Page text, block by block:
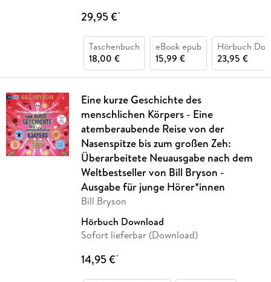
29,95 €*
Taschenbuch
18,00 €
eBook epub
15,99 €
Hörbuch
23,95 €
Eine kurze Geschichte des
menschlichen Körpers - Eine
atemberaubende Reise von der
Nasenspitze bis zum großen Zeh:
Überarbeitete Neuausgabe nach dem
Weltbestseller von Bill Bryson -
Ausgabe für junge Hörer*innen
Bill Bryson
Hörbuch Download
Sofort lieferbar (Download)
14,95 €*